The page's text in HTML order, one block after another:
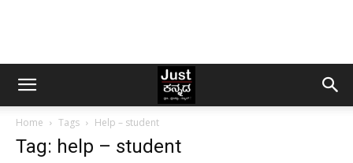
Home Tags Help – student
Tag: help – student